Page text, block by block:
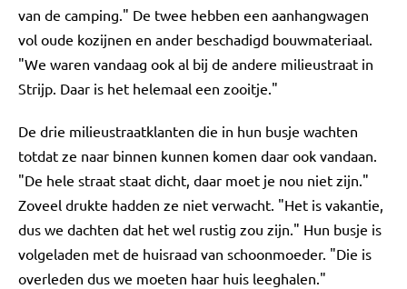
van de camping." De twee hebben een aanhangwagen
vol oude kozijnen en ander beschadigd bouwmateriaal.
"We waren vandaag ook al bij de andere milieustraat in
Strijp. Daar is het helemaal een zooitje."
De drie milieustraatklanten die in hun busje wachten
totdat ze naar binnen kunnen komen daar ook vandaan.
"De hele straat staat dicht, daar moet je nou niet zijn."
Zoveel drukte hadden ze niet verwacht. "Het is vakantie,
dus we dachten dat het wel rustig zou zijn." Hun busje is
volgeladen met de huisraad van schoonmoeder. "Die is
overleden dus we moeten haar huis leeghalen."